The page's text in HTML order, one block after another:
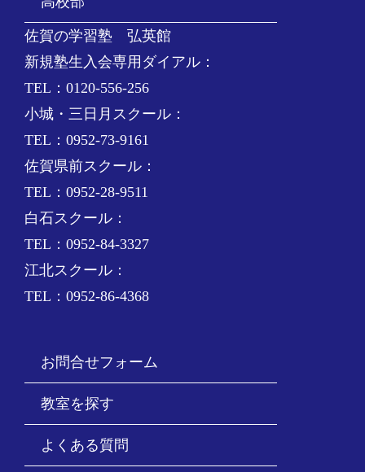
佐賀の学習塾 弘英館
新規塾生入会専用ダイアル：
TEL：0120-556-256
小城・三日月スクール：
TEL：0952-73-9161
佐賀県前スクール：
TEL：0952-28-9511
白石スクール：
TEL：0952-84-3327
江北スクール：
TEL：0952-86-4368
お問合せフォーム
教室を探す
よくある質問